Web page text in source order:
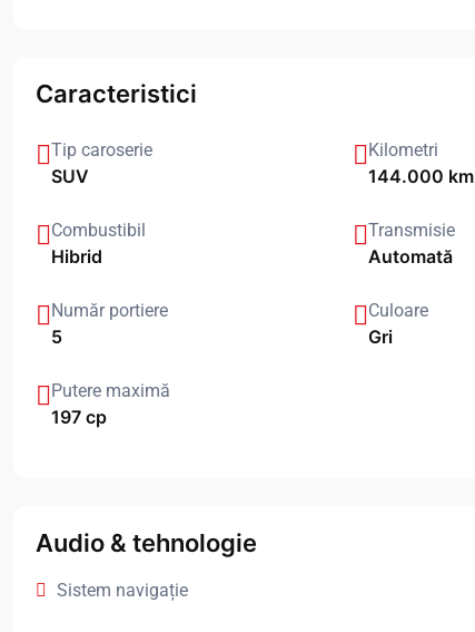
Caracteristici
Tip caroserie
SUV
Kilometri
144.000 km
Combustibil
Hibrid
Transmisie
Automată
Număr portiere
5
Culoare
Gri
Putere maximă
197 cp
Audio & tehnologie
Sistem navigație